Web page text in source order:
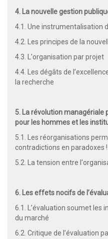
4. La nouvelle gestion
4.1. Une instrumentalisation
4.2. Les principes de la
4.3. L'organisation par
4.4. Les dégâts de
la recherche
5. La révolution
pour les hommes et les
5.1. Les réorganisations
contradictions en paradoxes !
5.2. La tension entre
6. Les effets nocifs de
6.1. L’évaluation soumet les
du marché
6.2. Critique de l’évaluation